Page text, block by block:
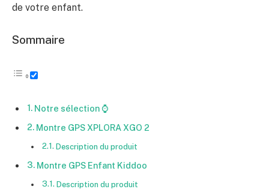
de votre enfant.
Sommaire
Notre sélection ⌚
Montre GPS XPLORA XGO 2
Description du produit
Montre GPS Enfant Kiddoo
Description du produit